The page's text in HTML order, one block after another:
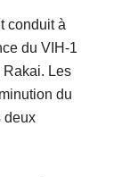
conduit à
du VIH-1
Les
du
deux